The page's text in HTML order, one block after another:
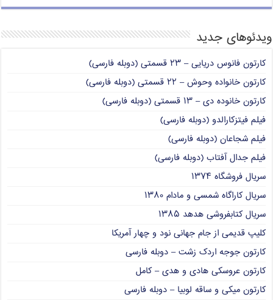
ویدئوهای جدید
کارتون فانوس دریایی – ۲۳ قسمتی (دوبله فارسی)
کارتون خانواده وحوش – ۲۲ قسمتی (دوبله فارسی)
کارتون خانوده دی – ۱۳ قسمتی (دوبله فارسی)
فیلم فیتزکارالدو (دوبله فارسی)
فیلم شجاعان (دوبله فارسی)
فیلم جدال آفتاب (دوبله فارسی)
سریال فروشگاه ۱۳۷۴
سریال کاراگاه شمسی و مادام ۱۳۸۰
سریال کتابفروشی هدهد ۱۳۸۵
کلیپ قدیمی از جام جهانی نود و چهار آمریکا
کارتون جوجه اردک زشت – دوبله فارسی
کارتون عروسکی هادی و هدی – کامل
کارتون میکی و ساقه لوبیا – دوبله فارسی